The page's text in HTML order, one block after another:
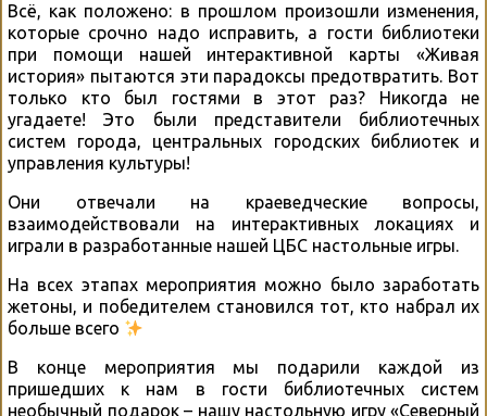
Всё, как положено: в прошлом произошли изменения,
которые срочно надо исправить, а гости библиотеки
при помощи нашей интерактивной карты «Живая
история» пытаются эти парадоксы предотвратить. Вот
только кто был гостями в этот раз? Никогда не
угадаете! Это были представители библиотечных
систем города, центральных городских библиотек и
управления культуры!
Они отвечали на краеведческие вопросы,
взаимодействовали на интерактивных локациях и
играли в разработанные нашей ЦБС настольные игры.
На всех этапах мероприятия можно было заработать
жетоны, и победителем становился тот, кто набрал их
больше всего
В конце мероприятия мы подарили каждой из
пришедших к нам в гости библиотечных систем
необычный подарок – нашу настольную игру «Северный